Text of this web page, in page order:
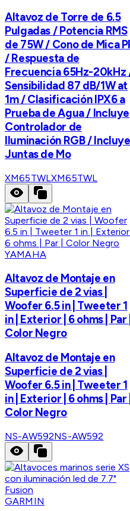
Altavoz de Torre de 6.5
Pulgadas / Potencia RMS
de 75W / Cono de Mica
/ Respuesta de
Frecuencia 65Hz-20kHz
Sensibilidad 87 dB/1W at
1m / Clasificación IPX6 a
Prueba de Agua / Incluye
Controlador de
Iluminación RGB / Incluye
Juntas de Mo
XM65TWLXM65TWL
YAMAHA
Altavoz de Montaje en
Superficie de 2 vias |
Woofer 6.5 in | Tweeter 1
in | Exterior | 6 ohms | Par |
Color Negro
Altavoz de Montaje en
Superficie de 2 vias |
Woofer 6.5 in | Tweeter 1
in | Exterior | 6 ohms | Par |
Color Negro
NS-AW592NS-AW592
GARMIN